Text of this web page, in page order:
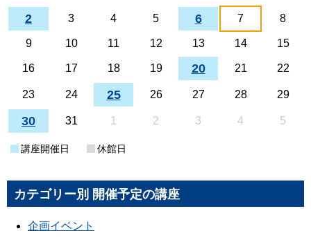
2 3 4 5 6 7 8
9 10 11 12 13 14 15
16 17 18 19 20 21 22
23 24 25 26 27 28 29
30 31 1 2 3 4 5
講座開催日 休館日
カテゴリー別 開催予定の講座
企画イベント